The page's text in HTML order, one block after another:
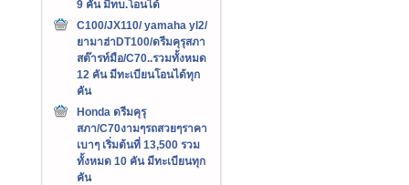
9 คัน มีทบ.โอนได้
C100/JX110/ yamaha yl2/
ยามาฮ่าDT100/ดรีมคุรุสภา
สต๊ารท์มือ/C70..รวมทั้งหมด
12 คัน มีทะเบียนโอนได้ทุก
คัน
Honda ดรีมคุรุ
สภา/C70งามๆรถสวยๆราคา
เบาๆ เริ่มต้นที่ 13,500 รวม
ทั้งหมด 10 คัน มีทะเบียนทุก
คัน